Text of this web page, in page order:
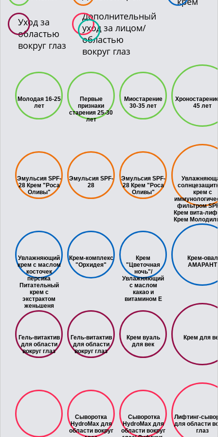
ВОПРОСЫ И ОТВЕТЫ
КОНТАКТЫ
Уход за
областью
вокруг глаз
Дополнительный
уход за лицом/
областью
вокруг глаз
Молодая 16-25
лет
Первые
признаки
старения 25-30
лет
Миостарение
30-35 лет
45 лет
Эмульсия SPF-
28 Крем "Роса
Оливы"
Эмульсия SPF-
28
Эмульсия SPF-
28 Крем "Роса
Оливы"
крем с
фильтром
Крем вита-
Крем
Увлажняющий
крем с маслом
косточек
персика
Питательный
крем с
экстрактом
женьшеня
Крем-комплекс
"Орхидея"
Крем
"Цветочная
ночь"/
Увлажняющий
с маслом
какао и
витамином Е
Крем-овал
АМАРАНТ
Гель-витактив
для области
вокруг глаз
Гель-витактив
для области
вокруг глаз
Крем вуаль
для век
Крем для
Сыворотка
HydroMax для
области вокруг
Сыворотка
HydroMax для
области вокруг
Лифтинг-
для области
глаз